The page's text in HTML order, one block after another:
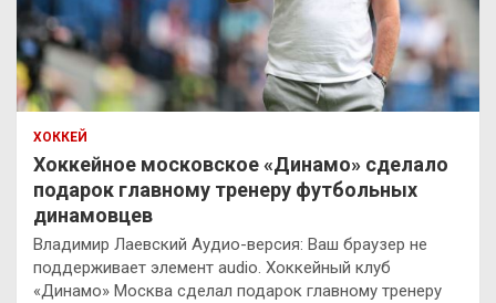
ХОККЕЙ
Хоккейное московское «Динамо» сделало
подарок главному тренеру футбольных
динамовцев
Владимир Лаевский Аудио-версия: Ваш браузер не
поддерживает элемент audio. Хоккейный клуб
«Динамо» Москва сделал подарок главному тренеру